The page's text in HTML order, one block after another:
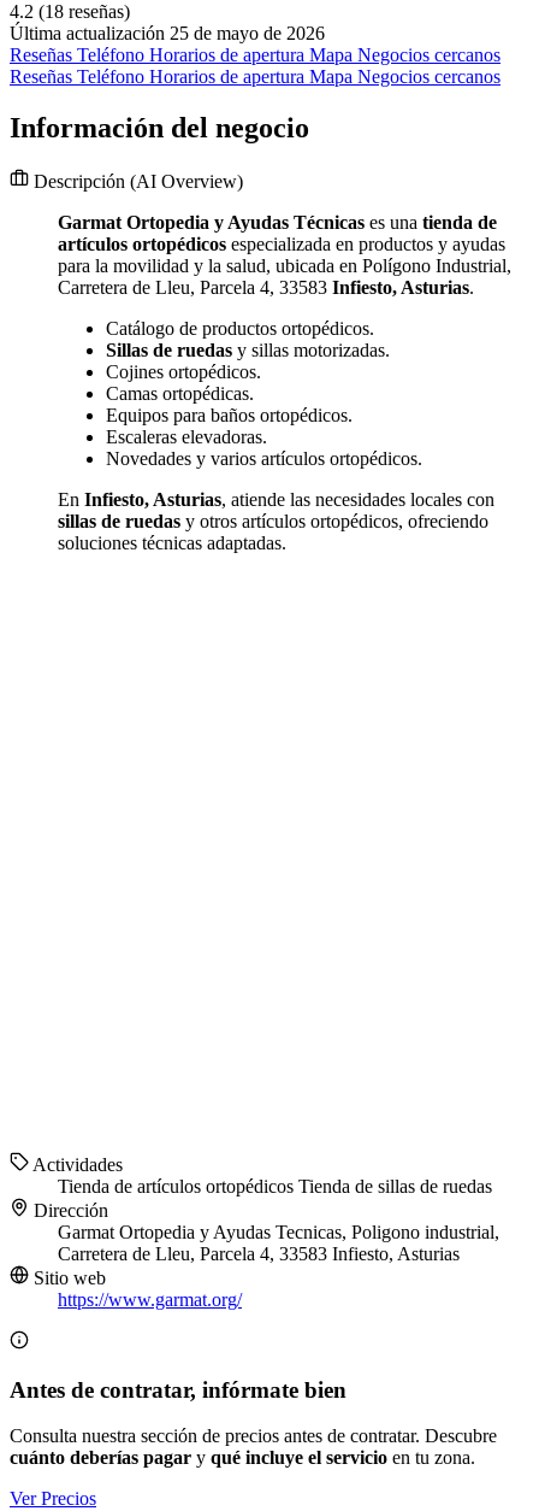
4.2 (18 reseñas)
Última actualización 25 de mayo de 2026
Reseñas Teléfono Horarios de apertura Mapa Negocios cercanos
Reseñas Teléfono Horarios de apertura Mapa Negocios cercanos
Información del negocio
Descripción (AI Overview)
Garmat Ortopedia y Ayudas Técnicas es una tienda de
artículos ortopédicos especializada en productos y ayudas
para la movilidad y la salud, ubicada en Polígono Industrial,
Carretera de Lleu, Parcela 4, 33583 Infiesto, Asturias.
Catálogo de productos ortopédicos.
Sillas de ruedas y sillas motorizadas.
Cojines ortopédicos.
Camas ortopédicas.
Equipos para baños ortopédicos.
Escaleras elevadoras.
Novedades y varios artículos ortopédicos.
En Infiesto, Asturias, atiende las necesidades locales con
sillas de ruedas y otros artículos ortopédicos, ofreciendo
soluciones técnicas adaptadas.
Actividades
Tienda de artículos ortopédicos Tienda de sillas de ruedas
Dirección
Garmat Ortopedia y Ayudas Tecnicas, Poligono industrial,
Carretera de Lleu, Parcela 4, 33583 Infiesto, Asturias
Sitio web
https://www.garmat.org/
Antes de contratar, infórmate bien
Consulta nuestra sección de precios antes de contratar. Descubre
cuánto deberías pagar y qué incluye el servicio en tu zona.
Ver Precios